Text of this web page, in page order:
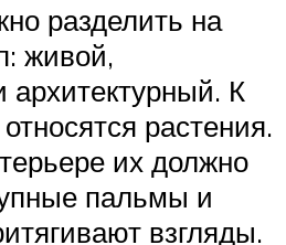
разделить на
живой,
архитектурный. К
растения.
их должно
пальмы и
взгляды.